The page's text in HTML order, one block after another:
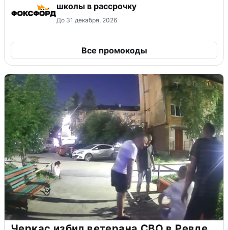
школы в рассрочку
До 31 декабря, 2026
Все промокоды